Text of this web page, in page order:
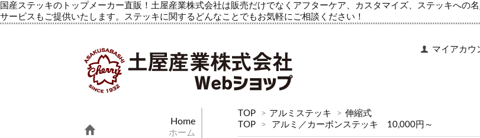
国産ステッキのトップメーカー直販！土屋産業株式会社は販売だけでなくアフターケア、カスタマイズ、ステッキへ
サービスもご提供いたします。ステッキに関するどんなことでもお気軽にご相談ください！
マイアカウ
TOP > アルミステッキ > 伸縮式
TOP
> アルミ／カーボンステッキ 10,000円～
Home
ホーム